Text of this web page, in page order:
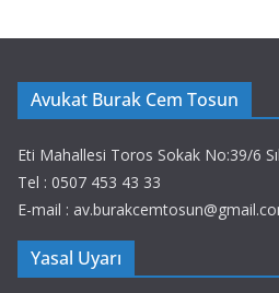
Avukat Burak Cem Tosun
Eti Mahallesi Toros Sokak No:39/6
Tel : 0507 453 43 33
E-mail :
Yasal Uyarı